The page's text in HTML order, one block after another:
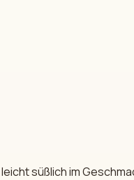
süßlich im